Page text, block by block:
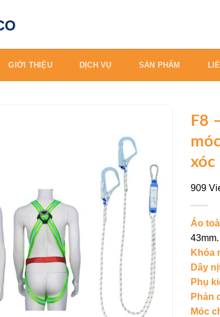
GIỚI THIỆU DỊCH VỤ SẢN PHẨM
Wishlist
F8
xóc
909
Áo
43mm.
Khóa
Dây
Phụ
Phản
Móc